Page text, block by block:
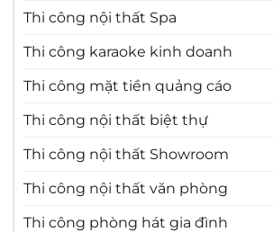
Thi công nội thất Spa
Thi công karaoke kinh doanh
Thi công mặt tiền quảng cáo
Thi công nội thất biệt thự
Thi công nội thất Showroom
Thi công nội thất văn phòng
Thi công phòng hát gia đình